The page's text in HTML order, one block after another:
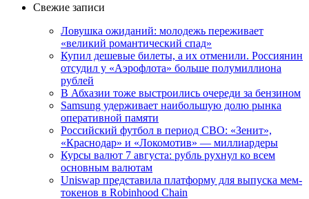
Свежие записи
Ловушка ожиданий: молодежь переживает
«великий романтический спад»
Купил дешевые билеты, а их отменили. Россиянин
отсудил у «Аэрофлота» больше полумиллиона
рублей
В Абхазии тоже выстроились очереди за бензином
Samsung удерживает наибольшую долю рынка
оперативной памяти
Российский футбол в период СВО: «Зенит»,
«Краснодар» и «Локомотив» — миллиардеры
Курсы валют 7 августа: рубль рухнул ко всем
основным валютам
Uniswap представила платформу для выпуска мем-
токенов в Robinhood Chain